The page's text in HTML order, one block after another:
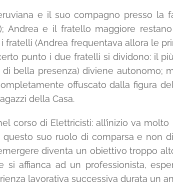
e il suo compagno presso la
Andrea e il fratello maggiore
(Andrea frequentava allora le
punto i due fratelli si dividono: il
bella presenza) diviene autonomo;
offuscato dalla figura
della Casa.
corso di Elettricisti: all’inizio va
suo ruolo di comparsa e non
diventa un obiettivo troppo
si affianca ad un professionista,
lavorativa successiva durata un